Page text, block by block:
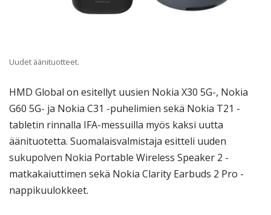
Uudet äänituotteet.
HMD Global on esitellyt uusien Nokia X30 5G-, Nokia
G60 5G- ja Nokia C31 -puhelimien sekä Nokia T21 -
tabletin rinnalla IFA-messuilla myös kaksi uutta
äänituotetta. Suomalaisvalmistaja esitteli uuden
sukupolven Nokia Portable Wireless Speaker 2 -
matkakaiuttimen sekä Nokia Clarity Earbuds 2 Pro -
nappikuulokkeet.